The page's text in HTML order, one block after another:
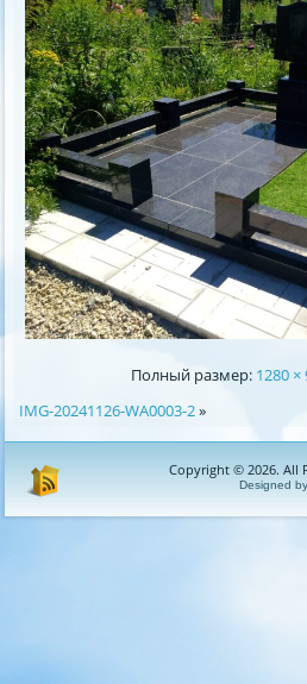
Полный размер: 1280 ×
IMG-20241126-WA0003-2»
Copyright © 2026. All
Designed by